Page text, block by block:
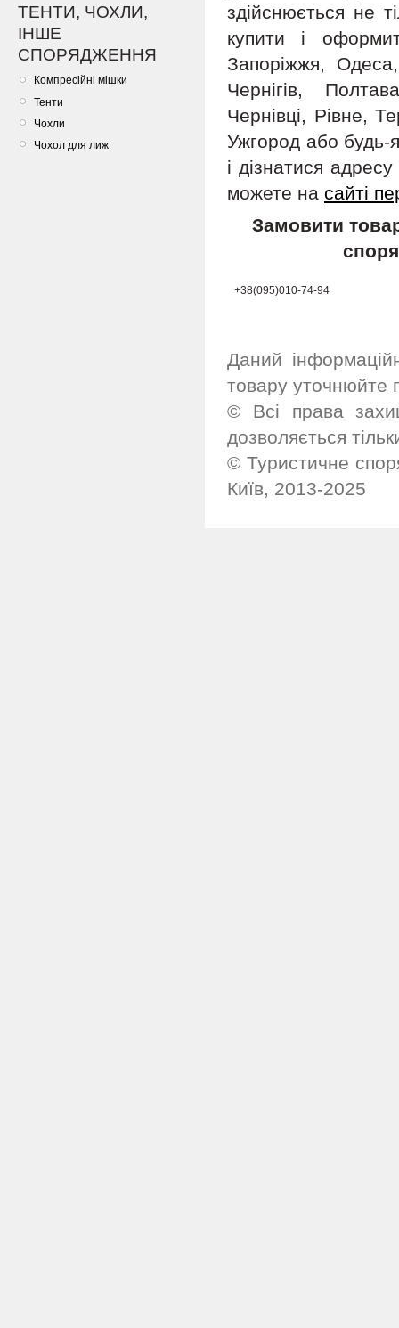
ТЕНТИ, ЧОХЛИ,
ІНШЕ
СПОРЯДЖЕННЯ
Компресійні мішки
Тенти
Чохли
Чохол для лиж
здійснюється не
купити і
Запоріжжя,
Чернігів,
Чернівці, Рівне,
Ужгород або будь-
і дізнатися
можете на сайті
Замовити
+38(095)010-74-94
Даний
товару уточнюйте
© Всі права
дозволяється
© Туристичне
Київ, 2013-2025